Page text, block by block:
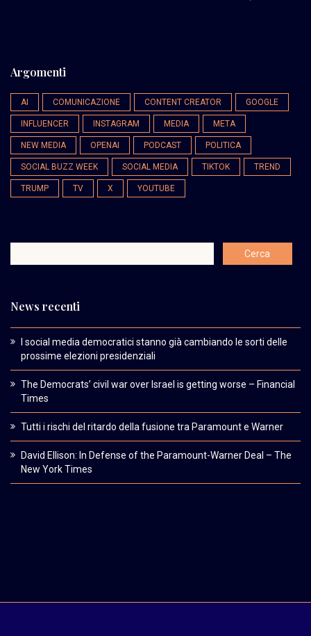
Argomenti
AI COMUNICAZIONE CONTENT CREATOR GOOGLE
INFLUENCER INSTAGRAM MEDIA META
NEW MEDIA OPENAI PODCAST POLITICA
SOCIAL BUZZ WEEK SOCIAL MEDIA TIKTOK TREND
TRUMP TV X YOUTUBE
News recenti
I social media democratici stanno già cambiando le sorti delle
prossime elezioni presidenziali
The Democrats’ civil war over Israel is getting worse – Financial
Times
Tutti i rischi del ritardo della fusione tra Paramount e Warner
David Ellison: In Defense of the Paramount-Warner Deal – The
New York Times